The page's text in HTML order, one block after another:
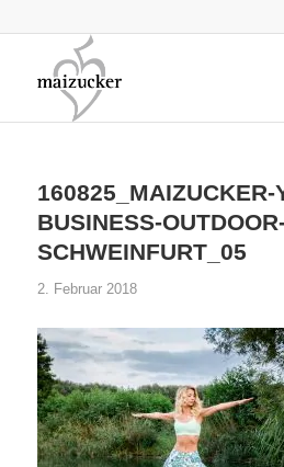
160825_MAIZUCKER-
BUSINESS-
SCHWEINFURT_05
2. Februar 2018